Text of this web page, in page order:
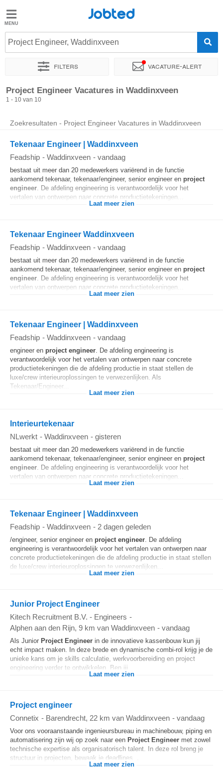
Jobted
Vacatures
Salarissen
Jobted
Project Engineer, Waddinxveen
Filters Vacature-alert
Sorteer op Exacte locatie Werkuren Salarissen
Project Engineer Vacatures in Waddinxveen
1 - 10 van 10
Zoekresultaten - Project Engineer Vacatures in Waddinxveen
Tekenaar Engineer | Waddinxveen
Feadship - Waddinxveen - vandaag
bestaat uit meer dan 20 medewerkers variërend in de functie
aankomend tekenaar, tekenaar/engineer, senior engineer en project
engineer. De afdeling engineering is verantwoordelijk voor het
vertalen van ontwerpen naar concrete productietekeningen...
Laat meer zien
Tekenaar Engineer Waddinxveen
Feadship - Waddinxveen - vandaag
bestaat uit meer dan 20 medewerkers variërend in de functie
aankomend tekenaar, tekenaar/engineer, senior engineer en project
engineer. De afdeling engineering is verantwoordelijk voor het
vertalen van ontwerpen naar concrete productietekeningen...
Laat meer zien
Tekenaar Engineer | Waddinxveen
Feadship - Waddinxveen - vandaag
engineer en project engineer. De afdeling engineering is
verantwoordelijk voor het vertalen van ontwerpen naar concrete
productietekeningen die de afdeling productie in staat stellen de
luxe/crew interieuroplossingen te verwezenlijken. Als
Tekenaar/Engineer...
Laat meer zien
Interieurtekenaar
NLwerkt - Waddinxveen - gisteren
bestaat uit meer dan 20 medewerkers variërend in de functie
aankomend tekenaar, tekenaar/engineer, senior engineer en project
engineer. De afdeling engineering is verantwoordelijk voor het
vertalen van ontwerpen naar concrete productietekeningen...
Laat meer zien
Tekenaar Engineer | Waddinxveen
Feadship - Waddinxveen - 2 dagen geleden
/engineer, senior engineer en project engineer. De afdeling
engineering is verantwoordelijk voor het vertalen van ontwerpen naar
concrete productietekeningen die de afdeling productie in staat stellen
de luxe/crew interieuroplossingen te verwezenlijken...
Laat meer zien
Junior Project Engineer
Kitech Recruitment B.V. - Engineers -
Alphen aan den Rijn, 9 km van Waddinxveen - vandaag
Als Junior Project Engineer in de innovatieve kassenbouw kun jij
echt impact maken. In deze brede en dynamische combi-rol krijg je de
unieke kans om je skills calculatie, werkvoorbereiding en project
engineering verder te ontwikkelen. Ben jij...
Laat meer zien
Project engineer
Connetix - Barendrecht, 22 km van Waddinxveen - vandaag
Voor ons vooraanstaande ingenieursbureau in machinebouw, piping en
automatisering zijn wij op zoek naar een Project Engineer met zowel
technische expertise als organisatorisch talent. In deze rol breng je
structuur in projecten, bewaak je deadlines...
Laat meer zien